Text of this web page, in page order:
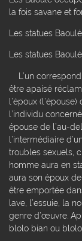
la fois savane et
Les statues Baoulé
Les statues
L’un correspond
être apaisé
l’époux
l’individu
épouse de l’au-
l’intermédiaire
troubles sexuels,
homme aura en
aura son époux
être emportée
lave, l’essuie, la
genre d’œuvre.
blolo bian ou